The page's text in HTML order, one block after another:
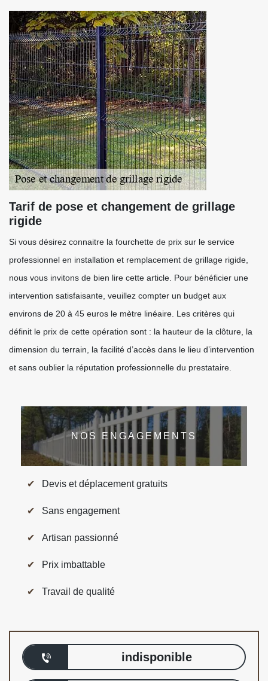
Tarif de pose et changement de grillage
rigide
Si vous désirez connaitre la fourchette de prix sur le service
professionnel en installation et remplacement de grillage rigide,
nous vous invitons de bien lire cette article. Pour bénéficier une
intervention satisfaisante, veuillez compter un budget aux
environs de 20 à 45 euros le mètre linéaire. Les critères qui
définit le prix de cette opération sont : la hauteur de la clôture, la
dimension du terrain, la facilité d’accès dans le lieu d’intervention
et sans oublier la réputation professionnelle du prestataire.
NOS ENGAGEMENTS
Devis et déplacement gratuits
Sans engagement
Artisan passionné
Prix imbattable
Travail de qualité
indisponible